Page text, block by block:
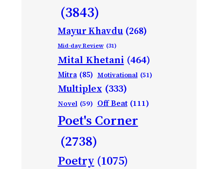
(3843)
Mayur Khavdu (268)
Mid-day Review (31)
Mital Khetani (464)
Mitra (85) Motivational (51)
Multiplex (333)
Novel (59) Off Beat (111)
Poet's Corner
(2738)
Poetry (1075)